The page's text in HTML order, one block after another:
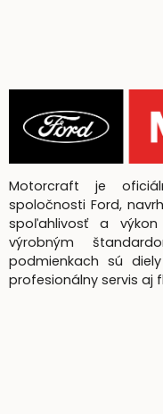
Motorcraft je
spoločnosti Ford,
spoľahlivosť a
výrobným
podmienkach sú
profesionálny servis aj